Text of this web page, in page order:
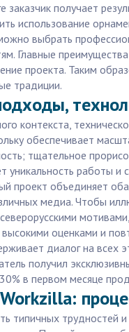
получает
выбрать
Главные
проекта. Таким
традиции.
контекста,
обеспечивает
тщательное
работы и
объединяет
медиа. Чтобы
оценками и
диалог на всех
получил
в первом месяце
трудностей